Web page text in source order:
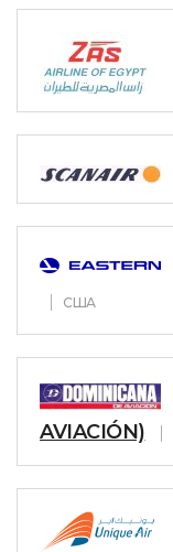
США
AVIACIÓN)